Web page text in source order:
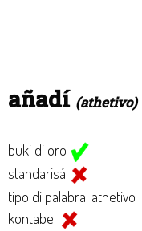
añadí (athetivo)
buki di oro
standarisá
tipo di palabra: athetivo
kontabel